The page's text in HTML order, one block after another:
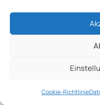
Cookie-Richtlinie
beiträgt. In der
und gewerblichen
Bereiche regelmäßig
erfahrenen Teams